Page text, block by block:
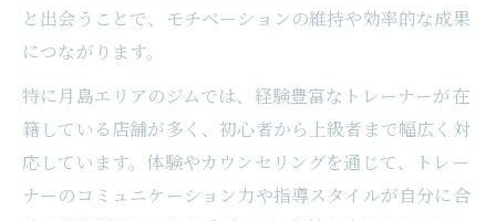
と出会うことで、モチベーションの維持や効率的な成果
につながります。
特に月島エリアのジムでは、経験豊富なトレーナーが在
籍している店舗が多く、初心者から上級者まで幅広く対
応しています。体験やカウンセリングを通じて、トレー
ナーのコミュニケーション力や指導スタイルが自分に合